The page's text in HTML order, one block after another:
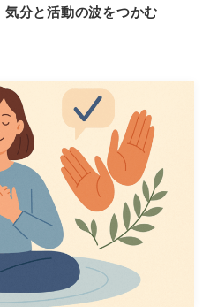
気分と活動の波をつかむ